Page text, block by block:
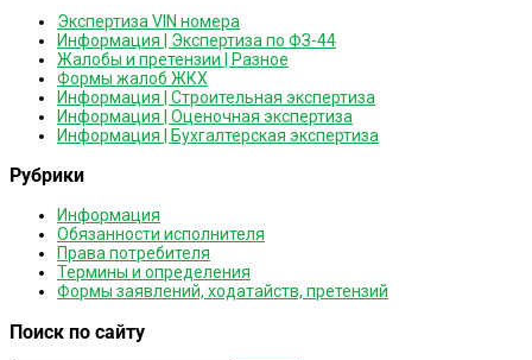
Экспертиза VIN номера
Информация | Экспертиза по ФЗ-44
Жалобы и претензии | Разное
Формы жалоб ЖКХ
Информация | Строительная экспертиза
Информация | Оценочная экспертиза
Информация | Бухгалтерская экспертиза
Рубрики
Информация
Обязанности исполнителя
Права потребителя
Термины и определения
Формы заявлений, ходатайств, претензий
Поиск по сайту